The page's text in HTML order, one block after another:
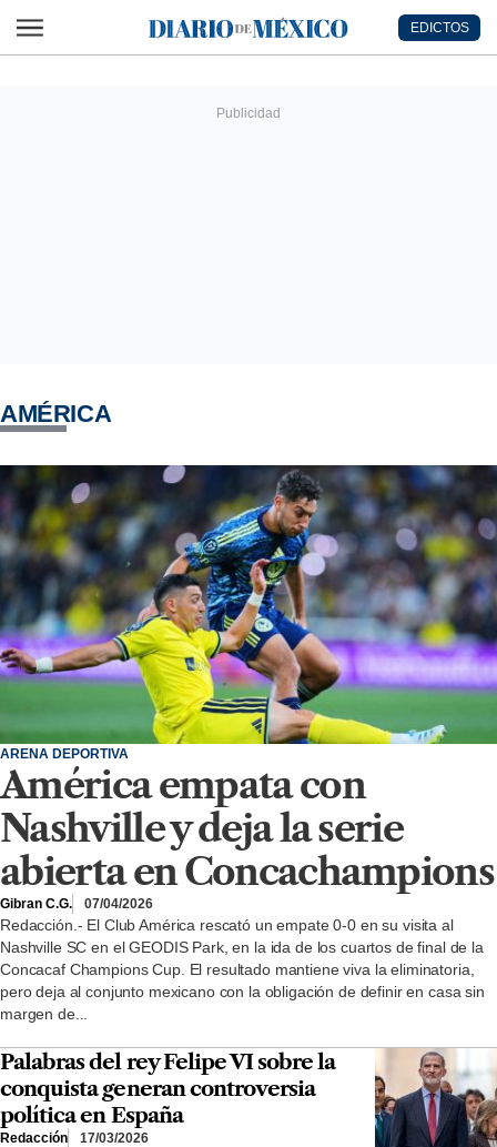
Diario de México
EDICTOS
AMÉRICA
ARENA DEPORTIVA
América empata con
Nashville y deja la serie
abierta en Concachampions
Gibran C.G. 07/04/2026
Redacción.- El Club América rescató un empate 0-0 en su visita al
Nashville SC en el GEODIS Park, en la ida de los cuartos de final de la
Concacaf Champions Cup. El resultado mantiene viva la eliminatoria,
pero deja al conjunto mexicano con la obligación de definir en casa sin
margen de...
Palabras del rey Felipe VI sobre la
conquista generan controversia
política en España
Redacción 17/03/2026